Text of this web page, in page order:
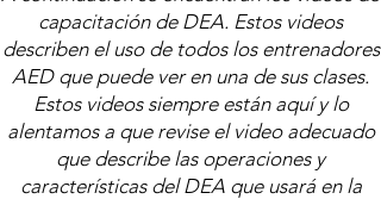
capacitación de DEA. Estos videos
describen el uso de todos los entrenadores
AED que puede ver en una de sus clases.
Estos videos siempre están aquí y lo
alentamos a que revise el video adecuado
que describe las operaciones y
características del DEA que usará en la